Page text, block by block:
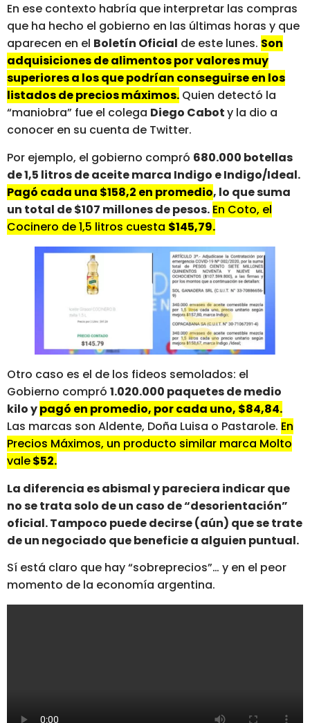
En ese contexto habría que interpretar las compras
que ha hecho el gobierno en las últimas horas y que
aparecen en el Boletín Oficial de este lunes. Son
adquisiciones de alimentos por valores muy
superiores a los que podrían conseguirse en los
listados de precios máximos. Quien detectó la
“maniobra” fue el colega Diego Caboty la dio a
conocer en su cuenta de Twitter.
Por ejemplo, el gobierno compró 680.000 botellas
de 1,5 litros de aceite marca Indigo e Indigo/Ideal.
Pagó cada una $158,2 en promedio, lo que suma
un total de $107 millones de pesos. En Coto, el
Cocinero de 1,5 litros cuesta $145,79.
Otro caso es el de los fideos semolados: el
Gobierno compró 1.020.000 paquetes de medio
kilo ypagó en promedio, por cada uno, $84,84.
Las marcas son Aldente, Doña Luisa o Pastarole. En
Precios Máximos, un producto similar marca Molto
vale$52.
La diferencia es abismal y pareciera indicar que
no se trata solo de un caso de “desorientación”
oficial. Tampoco puede decirse (aún) que se trate
de un negociado que beneficie a alguien puntual.
Sí está claro que hay “sobreprecios”… y en el peor
momento de la economía argentina.